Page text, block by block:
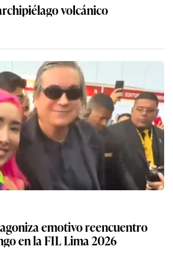
volcánico
emotivo reencuentro
en la FIL Lima 2026